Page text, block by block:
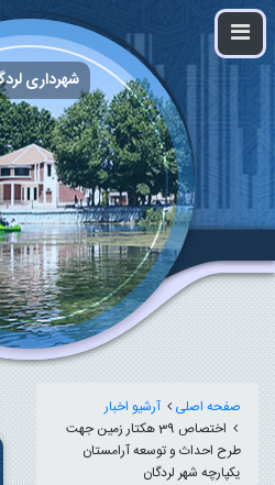
شهرداری
صفحه اصلی
آرشیو اخبار
اختصاص 39 هکتار زمین جهت
طرح احداث و توسعه آرامستان
یکپارچه شهر لردگان